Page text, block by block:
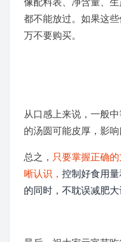
都不能放过。如果这
万不要购买。
从口感上来说，一般
的汤圆可能皮厚，影响
总之， 只要掌握正确
晰认识， 控制好食用
的同时，不耽误减肥大